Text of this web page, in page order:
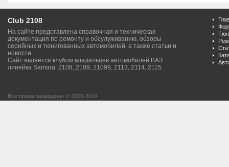
Club 2108
На сайте представлена справочная и техническая
документация по ремонту и обсулуживанию, обзоры
серийных и тюнигованных автомобилей, а также статьи и
новости.
Сайт является клубом владельцев автомобилей ВАЗ
линейка Samara: 2108, 2109, 21099, 2113, 2114, 2115.
Все права защищены © 2006-2014